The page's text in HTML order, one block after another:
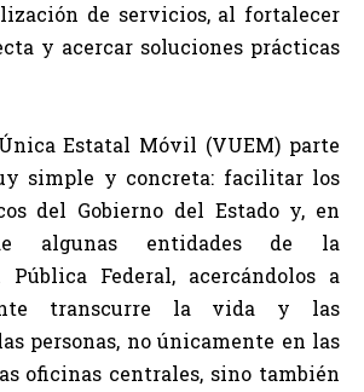
de servicios, al fortalecer
y acercar soluciones prácticas
Estatal Móvil (VUEM) parte
simple y concreta: facilitar los
del Gobierno del Estado y, en
algunas entidades de la
Federal, acercándolos a
transcurre la vida y las
personas, no únicamente en las
oficinas centrales, sino también